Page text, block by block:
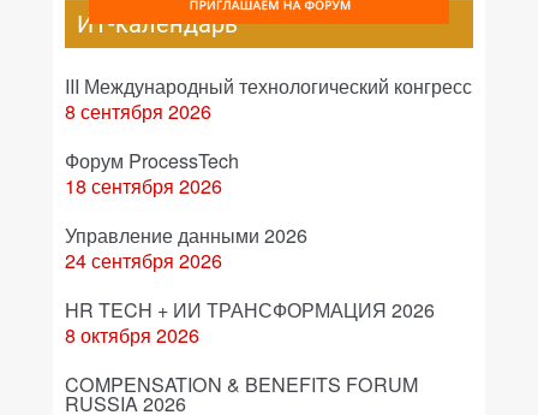
ИТ-календарь
III Международный технологический конгресс
8 сентября 2026
Форум ProcessTech
18 сентября 2026
Управление данными 2026
24 сентября 2026
HR TECH + ИИ ТРАНСФОРМАЦИЯ 2026
8 октября 2026
COMPENSATION & BENEFITS FORUM
RUSSIA 2026